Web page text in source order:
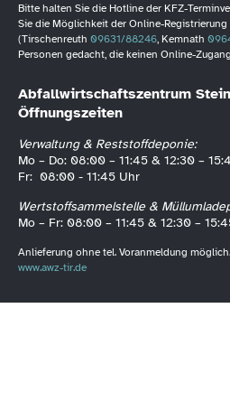
Bitte halten Sie die Hotline der KFZ-
Sie die Möglichkeit der Online-
(Tirschenreuth 09631/88246, Kemnath
Personen gedacht, die keinen Online-
Abfallwirtschaftszentrum
Öffnungszeiten
Verwaltung & Reststoffdeponie:
Mo – Do: 08:00 – 11:45 & 12:30 –
Fr: 08:00 - 11:45 Uhr
Wertstoffsammelstelle &
Mo – Fr: 08:00 – 11:45 & 12:30 –
Anlieferung ohne tel. Voranmeldung möglich.
www.awz-tir.de